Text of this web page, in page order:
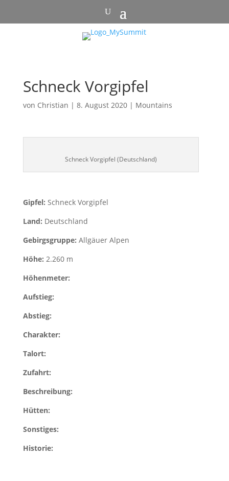
Schneck Vorgipfel
von Christian | 8. August 2020| Mountains
Schneck Vorgipfel (Deutschland)
Gipfel: Schneck Vorgipfel
Land: Deutschland
Gebirgsgruppe: Allgäuer Alpen
Höhe: 2.260 m
Höhenmeter:
Aufstieg:
Abstieg:
Charakter:
Talort:
Zufahrt:
Beschreibung:
Hütten:
Sonstiges:
Historie: